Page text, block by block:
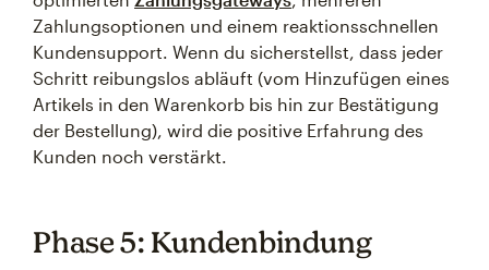
Zahlungsoptionen und einem reaktionsschnellen
Kundensupport. Wenn du sicherstellst, dass jeder
Schritt reibungslos abläuft (vom Hinzufügen eines
Artikels in den Warenkorb bis hin zur Bestätigung
der Bestellung), wird die positive Erfahrung des
Kunden noch verstärkt.
Phase 5: Kundenbindung